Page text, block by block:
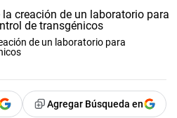
de un laboratorio para
Agregar Búsqueda en